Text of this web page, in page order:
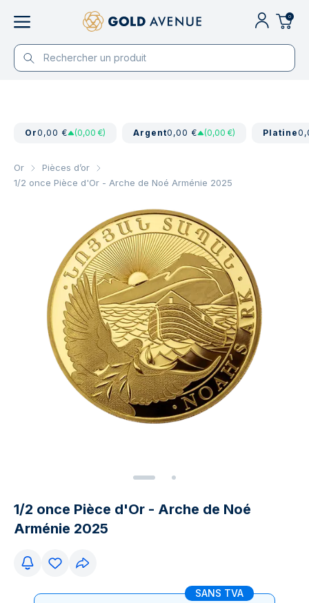
0
Or0,00 € (0,00 €) Argent0,00 € (0,00 €) Platine
Or
Pièces d’or
1/2 once Pièce d'Or - Arche de Noé Arménie 2025
1/2 once Pièce d'Or - Arche de Noé
Arménie 2025
SANS TVA